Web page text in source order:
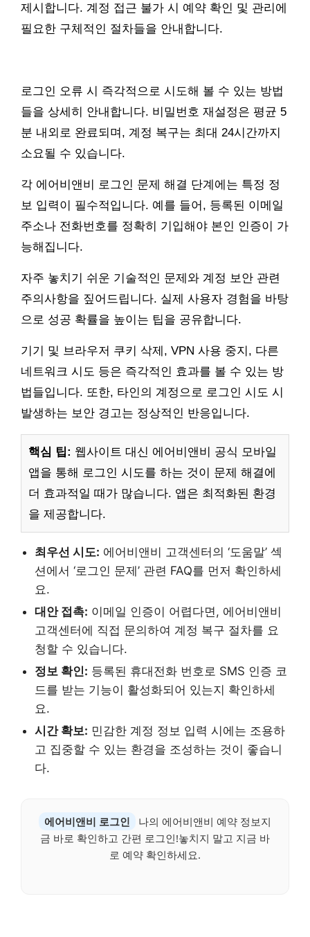
제시합니다. 계정 접근 불가 시 예약 확인 및 관리에
필요한 구체적인 절차들을 안내합니다.
로그인 오류 시 즉각적으로 시도해 볼 수 있는 방법
들을 상세히 안내합니다. 비밀번호 재설정은 평균 5
분 내외로 완료되며, 계정 복구는 최대 24시간까지
소요될 수 있습니다.
각 에어비앤비 로그인 문제 해결 단계에는 특정 정
보 입력이 필수적입니다. 예를 들어, 등록된 이메일
주소나 전화번호를 정확히 기입해야 본인 인증이 가
능해집니다.
자주 놓치기 쉬운 기술적인 문제와 계정 보안 관련
주의사항을 짚어드립니다. 실제 사용자 경험을 바탕
으로 성공 확률을 높이는 팁을 공유합니다.
기기 및 브라우저 쿠키 삭제, VPN 사용 중지, 다른
네트워크 시도 등은 즉각적인 효과를 볼 수 있는 방
법들입니다. 또한, 타인의 계정으로 로그인 시도 시
발생하는 보안 경고는 정상적인 반응입니다.
핵심 팁: 웹사이트 대신 에어비앤비 공식 모바일
앱을 통해 로그인 시도를 하는 것이 문제 해결에
더 효과적일 때가 많습니다. 앱은 최적화된 환경
을 제공합니다.
최우선 시도: 에어비앤비 고객센터의 ‘도움말’ 섹
션에서 ‘로그인 문제’ 관련 FAQ를 먼저 확인하세
요.
대안 접촉: 이메일 인증이 어렵다면, 에어비앤비
고객센터에 직접 문의하여 계정 복구 절차를 요
청할 수 있습니다.
정보 확인: 등록된 휴대전화 번호로 SMS 인증 코
드를 받는 기능이 활성화되어 있는지 확인하세
요.
시간 확보: 민감한 계정 정보 입력 시에는 조용하
고 집중할 수 있는 환경을 조성하는 것이 좋습니
다.
에어비앤비 로그인
나의 에어비앤비 예약 정보지
금 바로 확인하고 간편 로그인!놓치지 말고 지금 바
로 예약 확인하세요.